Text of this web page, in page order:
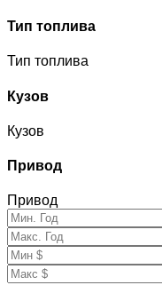
Тип топлива
Тип топлива
Кузов
Кузов
Привод
Привод